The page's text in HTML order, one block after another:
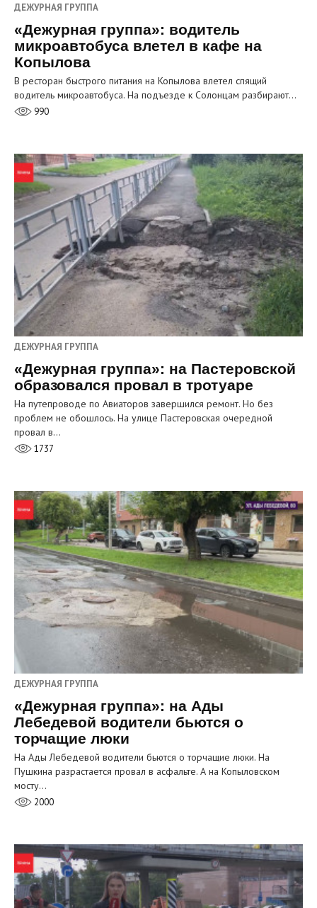
ДЕЖУРНАЯ ГРУППА
«Дежурная группа»: водитель
микроавтобуса влетел в кафе на
Копылова
В ресторан быстрого питания на Копылова влетел спящий
водитель микроавтобуса. На подъезде к Солонцам разбирают…
990
ДЕЖУРНАЯ ГРУППА
«Дежурная группа»: на Пастеровской
образовался провал в тротуаре
На путепроводе по Авиаторов завершился ремонт. Но без
проблем не обошлось. На улице Пастеровская очередной
провал в…
1737
ДЕЖУРНАЯ ГРУППА
«Дежурная группа»: на Ады
Лебедевой водители бьются о
торчащие люки
На Ады Лебедевой водители бьются о торчащие люки. На
Пушкина разрастается провал в асфальте. А на Копыловском
мосту…
2000